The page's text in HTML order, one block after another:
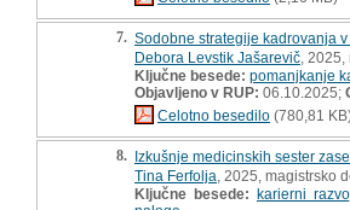
7. Sodobne strategije kadrovanja
Debora Levstik Jašarevič ,
Ključne besede: pomanjkanje
Objavljeno v RUP: 06.10.2025;
Celotno besedilo (780,81
8. Izkušnje medicinskih sester
Tina Ferfolja , 2025, magistrsko
Ključne besede: karierni